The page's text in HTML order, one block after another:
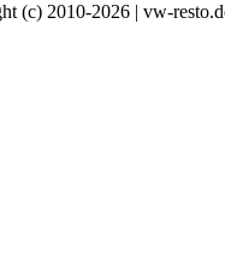
(c) 2010-2026 | vw-